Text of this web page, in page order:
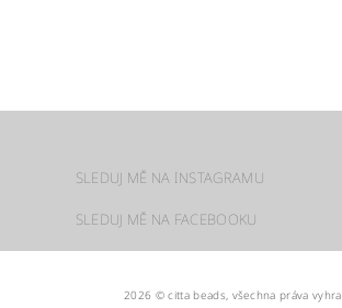
SLEDUJ MĚ NA INSTAGRAMU
SLEDUJ MĚ NA FACEBOOKU
2026 © citta beads, všechna práva